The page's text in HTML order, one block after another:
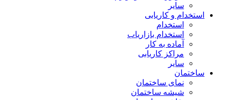
سایر
استخدام و کاریابی
استخدام
استخدام بازاریاب
آماده به کار
مراکز کاریابی
سایر
ساختمان
نمای ساختمان
شیشه ساختمان